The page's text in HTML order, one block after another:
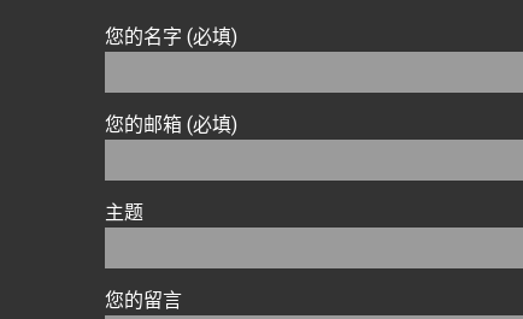
您的名字 (必填)
您的邮箱 (必填)
主题
您的留言